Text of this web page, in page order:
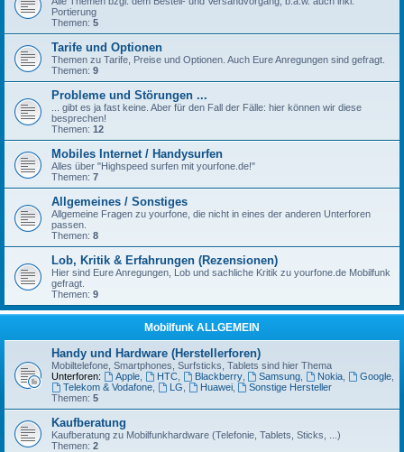
Portierung
Themen: 5
Tarife und Optionen
Themen zu Tarife, Preise und Optionen. Auch Eure Anregungen sind gefragt.
Themen: 9
Probleme und Störungen ...
... gibt es ja fast keine. Aber für den Fall der Fälle: hier können wir diese
besprechen!
Themen: 12
Mobiles Internet / Handysurfen
Alles über "Highspeed surfen mit yourfone.de!"
Themen: 7
Allgemeines / Sonstiges
Allgemeine Fragen zu yourfone, die nicht in eines der anderen Unterforen
passen.
Themen: 8
Lob, Kritik & Erfahrungen (Rezensionen)
Hier sind Eure Anregungen, Lob und sachliche Kritik zu yourfone.de Mobilfunk
gefragt.
Themen: 9
Mobilfunk ALLGEMEIN
Handy und Hardware (Herstellerforen)
Mobiltelefone, Smartphones, Surfsticks, Tablets sind hier Thema
Unterforen:
Apple, HTC, Blackberry, Samsung Nokia Google
Telekom & Vodafone, LG Huawei,
Sonstige Hersteller
Themen: 5
Kaufberatung
Kaufberatung zu Mobilfunkhardware (Telefonie, Tablets, Sticks, ...)
Themen: 2